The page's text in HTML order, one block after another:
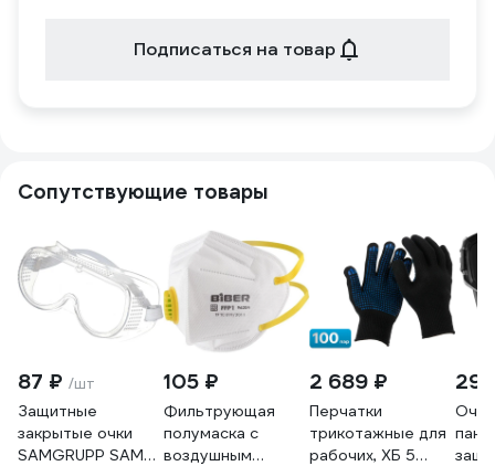
Подписаться на товар
Сопутствующие товары
87 ₽ /шт
Защитные
закрытые очки
SAMGRUPP SAMC-
105 ₽
Фильтрующая
полумаска с
воздушным
2 689 ₽
Перчатки
трикотажные для
рабочих, ХБ 5
Очки